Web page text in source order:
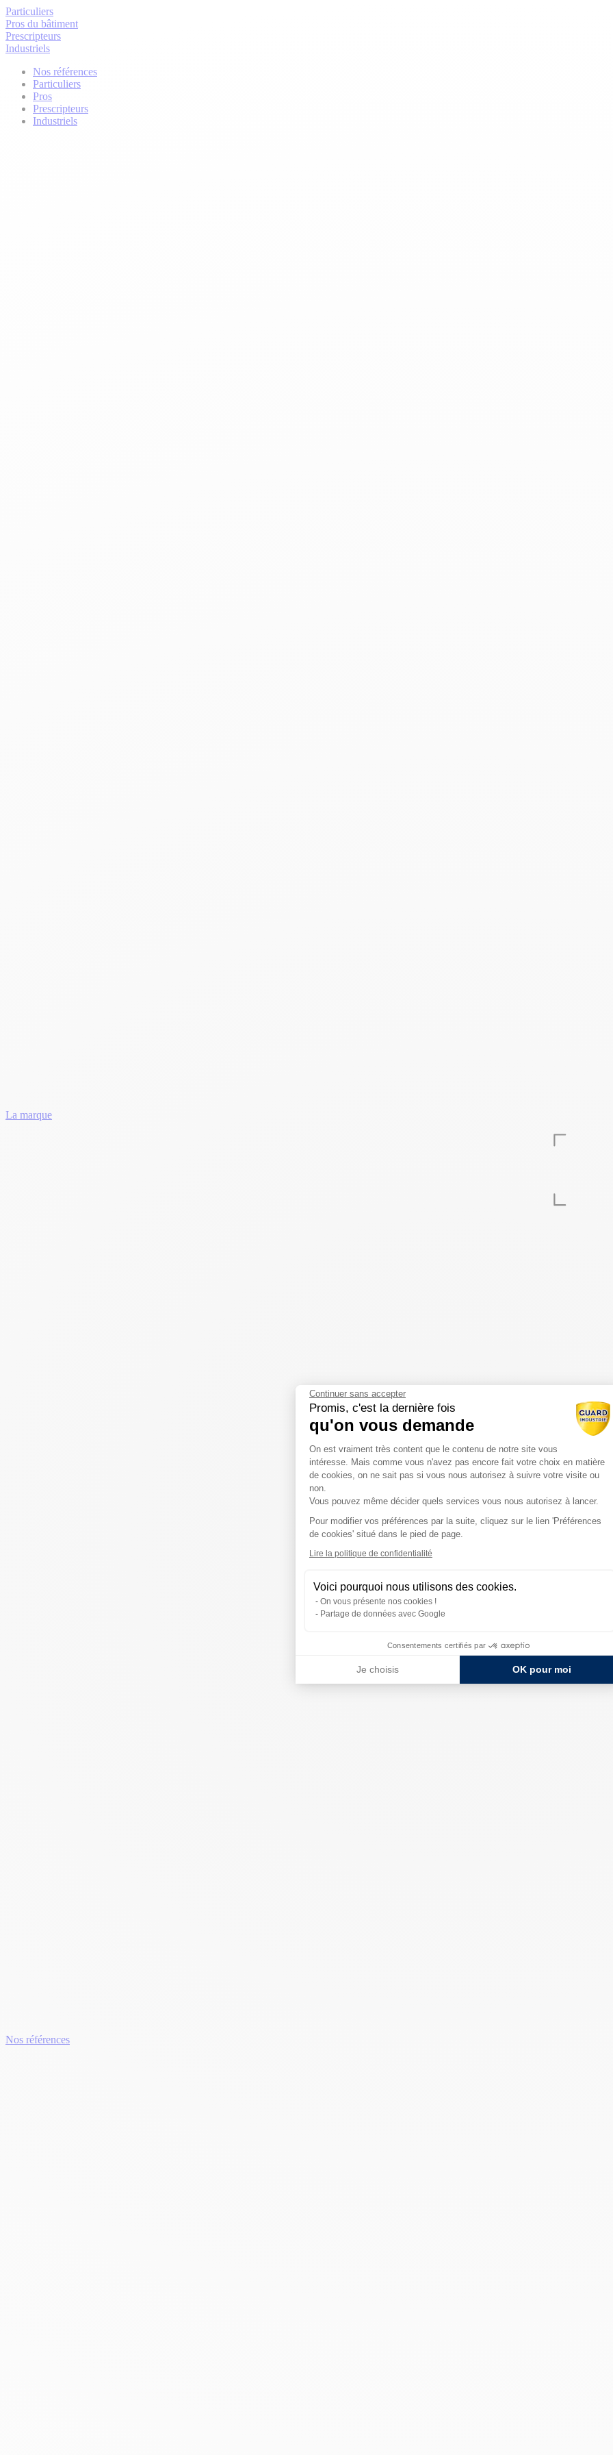
Particuliers
Pros du bâtiment
Prescripteurs
Industriels
Nos références
Particuliers
Pros
Prescripteurs
Industriels
La marque
Nos références
Continuer sans accepter
Promis, c'est la dernière fois
qu'on vous demande
Plateforme de Gestion du
On est vraiment très content que le contenu de notre site vous
intéresse. Mais comme vous n'avez pas encore fait votre choix en matière
de cookies, on ne sait pas si vous nous autorisez à suivre votre visite ou
non.
Vous pouvez même décider quels services vous nous autorisez à lancer.
Pour modifier vos préférences par la suite, cliquez sur le lien 'Préférences
de cookies' situé dans le pied de page.
Lire la politique de confidentialité
Voici pourquoi nous utilisons des cookies.
On vous présente nos cookies !
Partage de données avec Google
Consentements certifiés par
Je choisis OK pour moi
Axeptio consent